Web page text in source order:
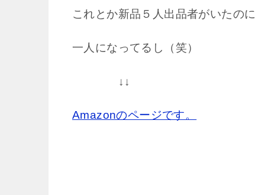
これとか新品５人出品者がいたのに
一人になってるし（笑）
↓↓
Amazonのページです。